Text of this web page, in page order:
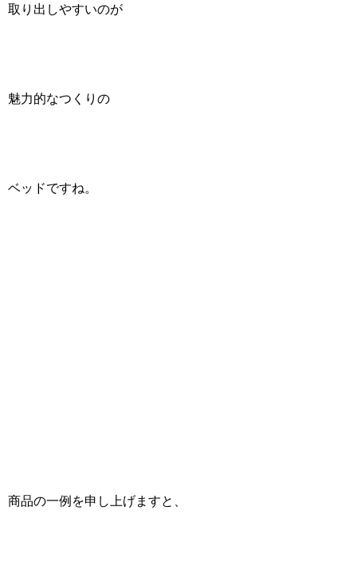
取り出しやすいのが
魅力的なつくりの
ベッドですね。
商品の一例を申し上げますと、